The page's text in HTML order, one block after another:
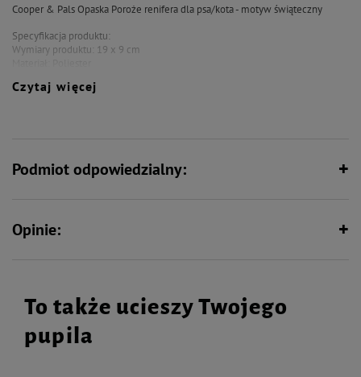
Cooper & Pals Opaska Poroże renifera dla psa/kota - motyw świąteczny
Specyfikacja produktu:
Wymiary produktu: 19 x 9 cm
Czytaj więcej
Podmiot odpowiedzialny:
Opinie:
To także ucieszy Twojego
pupila